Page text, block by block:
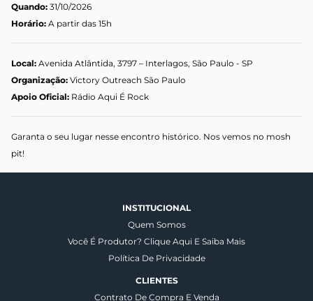
Quando: 31/10/2026
Horário: A partir das 15h
Local: Avenida Atlântida, 3797 – Interlagos, São Paulo - SP
Organização: Victory Outreach São Paulo
Apoio Oficial: Rádio Aqui É Rock
Garanta o seu lugar nesse encontro histórico. Nos vemos no mosh
pit!
INSTITUCIONAL
Quem Somos
Você É Produtor? Clique Aqui E Saiba Mais
Política De Privacidade
CLIENTES
Contrato De Compra E Venda